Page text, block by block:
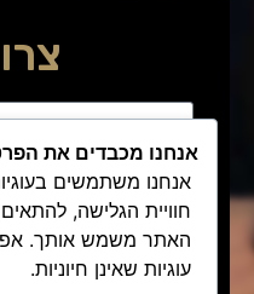
אנחנו מכבדים את
חוויית הגלישה,
האתר משמש אותך.
עוגיות שאינן חיוניות.